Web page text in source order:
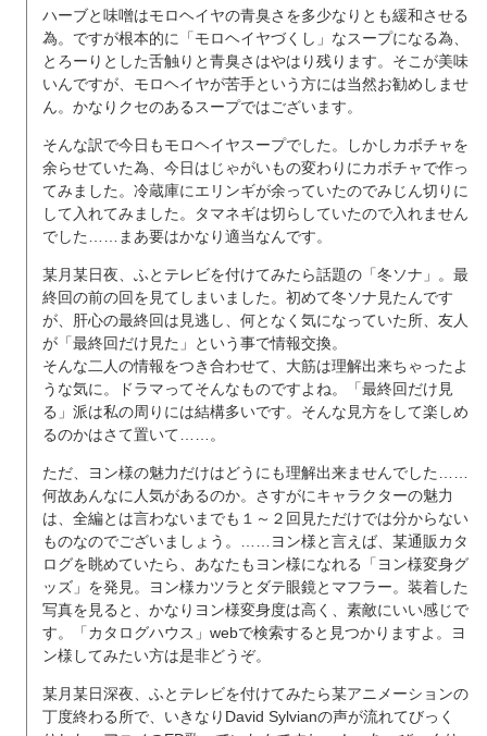
ハーブと味噌はモロヘイヤの青臭さを多少なりとも緩和させる
為。ですが根本的に「モロヘイヤづくし」なスープになる為、
とろーりとした舌触りと青臭さはやはり残ります。そこが美味
いんですが、モロヘイヤが苦手という方には当然お勧めしませ
ん。かなりクセのあるスープではございます。
そんな訳で今日もモロヘイヤスープでした。しかしカボチャを
余らせていた為、今日はじゃがいもの変わりにカボチャで作っ
てみました。冷蔵庫にエリンギが余っていたのでみじん切りに
して入れてみました。タマネギは切らしていたので入れません
でした……まあ要はかなり適当なんです。
某月某日夜、ふとテレビを付けてみたら話題の「冬ソナ」。最
終回の前の回を見てしまいました。初めて冬ソナ見たんです
が、肝心の最終回は見逃し、何となく気になっていた所、友人
が「最終回だけ見た」という事で情報交換。
そんな二人の情報をつき合わせて、大筋は理解出来ちゃったよ
うな気に。ドラマってそんなものですよね。「最終回だけ見
る」派は私の周りには結構多いです。そんな見方をして楽しめ
るのかはさて置いて……。
ただ、ヨン様の魅力だけはどうにも理解出来ませんでした……
何故あんなに人気があるのか。さすがにキャラクターの魅力
は、全編とは言わないまでも１～２回見ただけでは分からない
ものなのでございましょう。……ヨン様と言えば、某通販カタ
ログを眺めていたら、あなたもヨン様になれる「ヨン様変身グ
ッズ」を発見。ヨン様カツラとダテ眼鏡とマフラー。装着した
写真を見ると、かなりヨン様変身度は高く、素敵にいい感じで
す。「カタログハウス」webで検索すると見つかりますよ。ヨ
ン様してみたい方は是非どうぞ。
某月某日深夜、ふとテレビを付けてみたら某アニメーションの
丁度終わる所で、いきなりDavid Sylvianの声が流れてびっく